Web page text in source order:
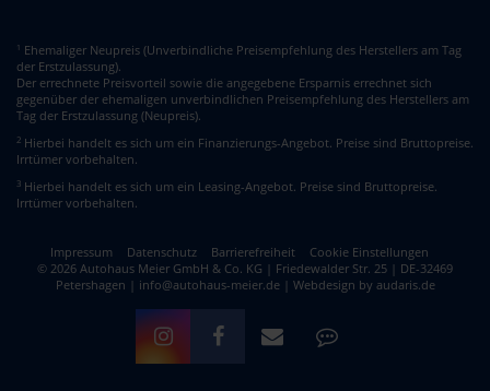
1 Ehemaliger Neupreis (Unverbindliche Preisempfehlung des Herstellers am Tag
der Erstzulassung).
Der errechnete Preisvorteil sowie die angegebene Ersparnis errechnet sich
gegenüber der ehemaligen unverbindlichen Preisempfehlung des Herstellers am
Tag der Erstzulassung (Neupreis).
2 Hierbei handelt es sich um ein Finanzierungs-Angebot. Preise sind Bruttopreise.
Irrtümer vorbehalten.
3 Hierbei handelt es sich um ein Leasing-Angebot. Preise sind Bruttopreise.
Irrtümer vorbehalten.
Impressum Datenschutz Barrierefreiheit
Cookie Einstellungen
© 2026 Autohaus Meier GmbH & Co. KG | Friedewalder Str. 25 | DE-32469
Petershagen | info@autohaus-meier.de | Webdesign by audaris.de